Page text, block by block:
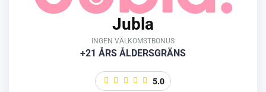
Jubla
INGEN VÄLKOMSTBONUS
+21 ÅRS ÅLDERSGRÄNS
5.0